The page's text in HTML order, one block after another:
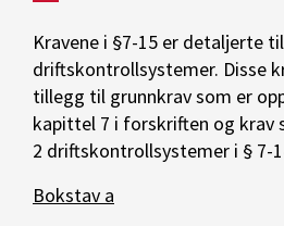
Kravene i §7-15 er detaljerte
driftskontrollsystemer. Disse
tillegg til grunnkrav som er
kapittel 7 i forskriften og krav
2 driftskontrollsystemer i § 7-
Bokstav a